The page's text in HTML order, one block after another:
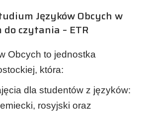
Języków Obcych w
czytania – ETR
Obcych to jednostka
która:
dla studentów z języków:
rosyjski oraz